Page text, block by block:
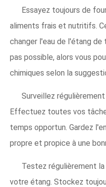
Essayez toujours de
aliments frais et nutritifs.
changer l'eau de l'étang
pas possible, alors vous
chimiques selon la
Surveillez
Effectuez toutes vos
temps opportun. Gardez
propre et propice à une
Testez régulièrement
votre étang. Stockez